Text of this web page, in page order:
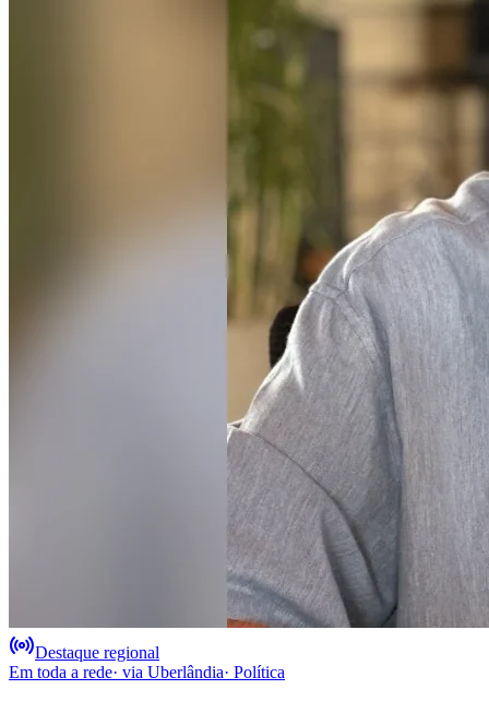
Destaque regional
Em toda a rede· via Uberlândia· Política